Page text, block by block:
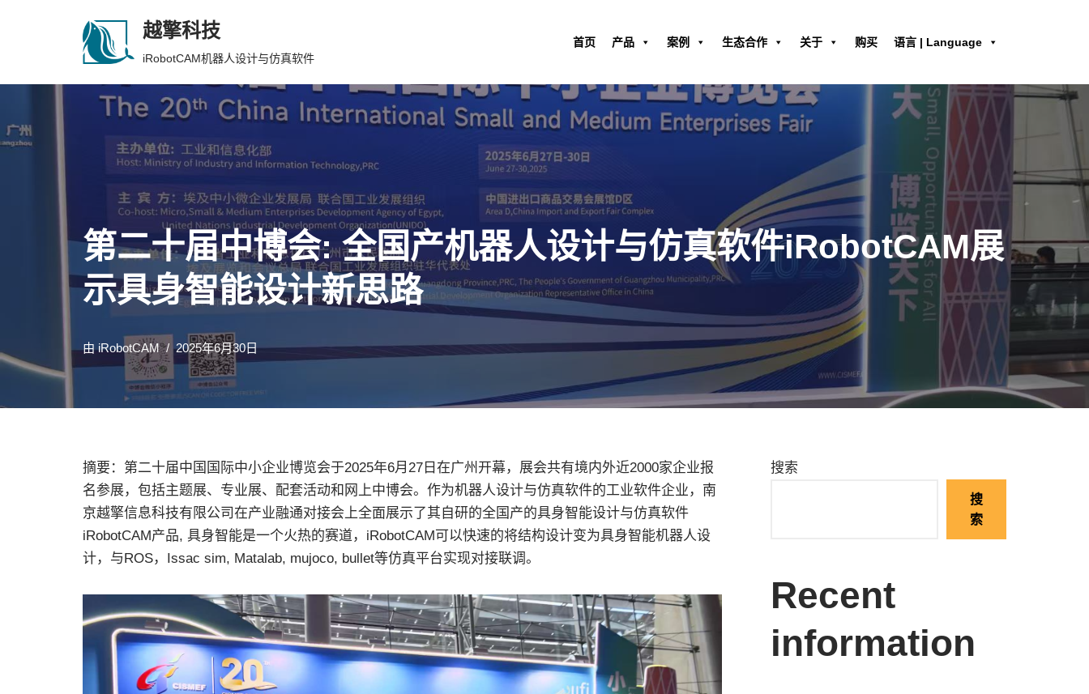
越擎科技
iRobotCAM机器人设计与仿真软件
首页 产品 案例 生态合作 关于 购买 语言 | Language
第二十届中博会: 全国产机器人设计与仿真软件iRobotCAM展
示具身智能设计新思路
由iRobotCAM 2025年6月30日
摘要：第二十届中国国际中小企业博览会于2025年6月27日在广州开幕，展会共有境内外近2000家企业报
名参展，包括主题展、专业展、配套活动和网上中博会。作为机器人设计与仿真软件的工业软件企业，南
京越擎信息科技有限公司在产业融通对接会上全面展示了其自研的全国产的具身智能设计与仿真软件
iRobotCAM产品, 具身智能是一个火热的赛道，iRobotCAM可以快速的将结构设计变为具身智能机器人设
计，与ROS，Issac sim, Matalab, mujoco, bullet等仿真平台实现对接联调。
搜索
搜
索
Recent
information